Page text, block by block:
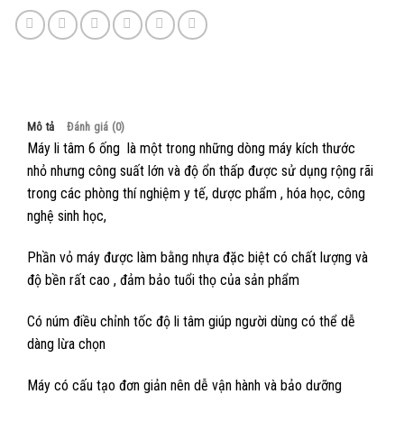
Mô tả Đánh giá (0)
Máy li tâm 6 ống là một trong những dòng máy kích thước
nhỏ nhưng công suất lớn và độ ổn thấp được sử dụng rộng rãi
trong các phòng thí nghiệm y tế, dược phẩm , hóa học, công
nghệ sinh học,
Phần vỏ máy được làm bằng nhựa đặc biệt có chất lượng và
độ bền rất cao , đảm bảo tuổi thọ của sản phẩm
Có núm điều chỉnh tốc độ li tâm giúp người dùng có thể dễ
dàng lừa chọn
Máy có cấu tạo đơn giản nên dễ vận hành và bảo dưỡng